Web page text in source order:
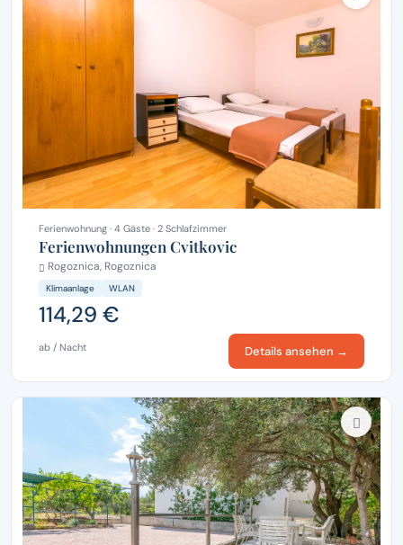
Ferienwohnung · 4 Gäste · 2 Schlafzimmer
Ferienwohnungen Cvitkovic
Rogoznica, Rogoznica
Klimaanlage WLAN
114,29 €
ab / Nacht Details ansehen →